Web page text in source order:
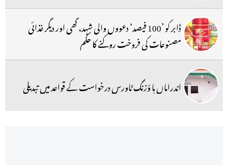
ڈابر کو ’100 فیصد‘ دعووں والی شہد، گھی اور دیگر غذائی
مصنوعات کی فروخت روکنے کا حکم
اندراماں ہا ؤزنگ ٹاورس درخواست کے قواعد میں تبدیلی